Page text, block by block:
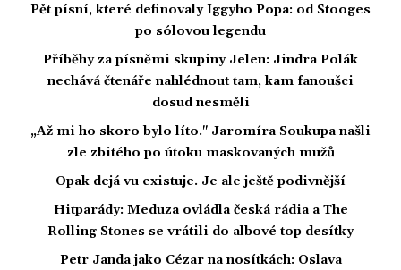
Pět písní, které definovaly Iggyho Popa: od Stooges
po sólovou legendu
Příběhy za písněmi skupiny Jelen: Jindra Polák
nechává čtenáře nahlédnout tam, kam fanoušci
dosud nesměli
„Až mi ho skoro bylo líto." Jaromíra Soukupa našli
zle zbitého po útoku maskovaných mužů
Opak dejá vu existuje. Je ale ještě podivnější
Hitparády: Meduza ovládla česká rádia a The
Rolling Stones se vrátili do albové top desítky
Petr Janda jako Cézar na nosítkách: Oslava